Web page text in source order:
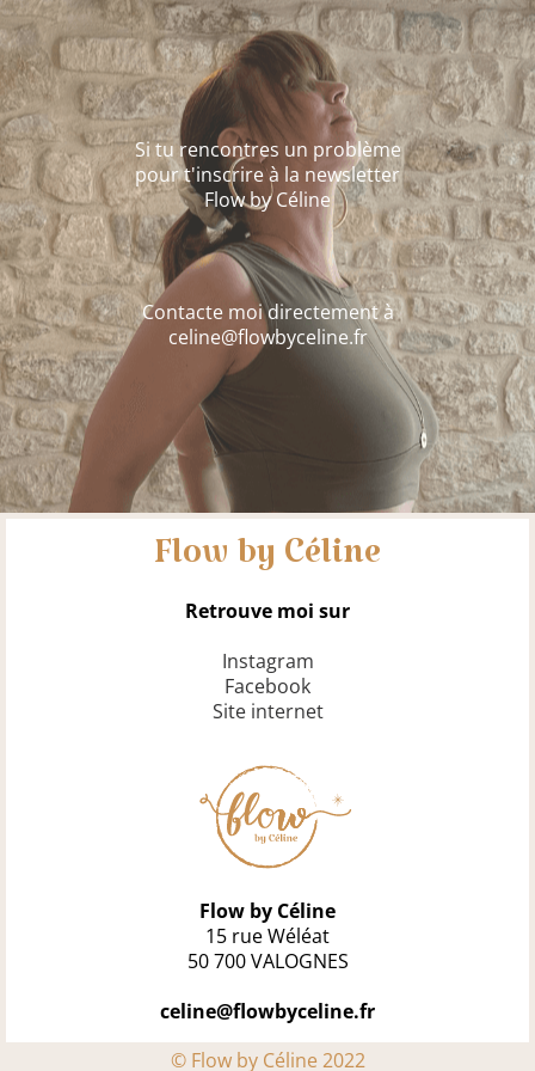
Si tu rencontres un problème
pour t'inscrire à la newsletter
Flow by Céline
Contacte moi directement à
celine@flowbyceline.fr
Flow by Céline
Retrouve moi sur
Instagram
Facebook
Site internet
Flow by Céline
15 rue Wéléat
50 700 VALOGNES
celine@flowbyceline.fr
© Flow by Céline 2022